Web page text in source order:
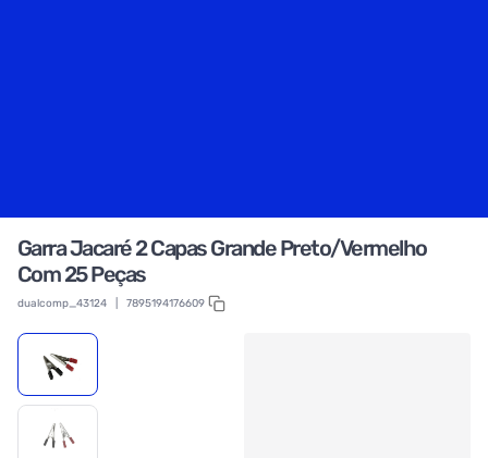
Garra Jacaré 2 Capas Grande Preto/Vermelho
Com 25 Peças
dualcomp_43124 7895194176609